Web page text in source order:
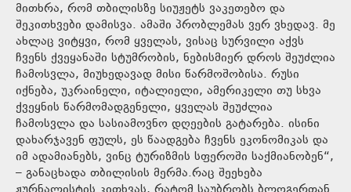
მითხრა, რომ თბილისზე სიუჟეტს ვაკეთებო და
შეკითხვები დამისვა. ამაში პრობლემას ვერ ვხედავ. მე
ახლაც ვიტყვი, რომ ყველას, ვისაც სურვილი აქვს
ჩვენს ქვეყანაში სტუმრობის, ნებისმიერ დროს შეუძლია
ჩამოსვლა, მიუხედავად მისი წარმოშობისა. რუსი
იქნება, უკრაინელი, იტალიელი, ამერიკელი თუ სხვა
ქვეყნის წარმომადგენელი, ყველას შეუძლია
ჩამოსვლა და სასიამოვნო დღეების გატარება. ისინი
დახარჯავენ ფულს, ეს წაადგება ჩვენს ეკონომიკას და
იმ ადამიანებს, ვინც ტურიზმის სფეროში საქმიანობენ“,
– განაცხადა თბილისის მერმა.რაც შეეხება